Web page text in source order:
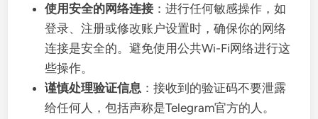
使用安全的网络连接 ：进行任何敏感操作，如
登录、注册或修改账户设置时，确保你的网络
连接是安全的。避免使用公共Wi-Fi网络进行这
些操作。
谨慎处理验证信息 ：接收到的验证码不要泄露
给任何人，包括声称是Telegram官方的人。